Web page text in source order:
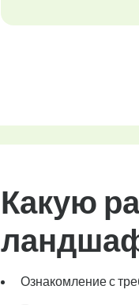
Какую
Ознакомление с